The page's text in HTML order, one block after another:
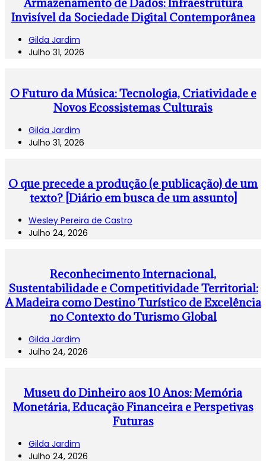
Armazenamento de Dados: Infraestrutura
Invisível da Sociedade Digital Contemporânea
Gilda Jardim
Julho 31, 2026
O Futuro da Música: Tecnologia, Criatividade e
Novos Ecossistemas Culturais
Gilda Jardim
Julho 31, 2026
O que precede a produção (e publicação) de um
texto? [Diário em busca de um assunto]
Wesley Pereira de Castro
Julho 24, 2026
Reconhecimento Internacional,
Sustentabilidade e Competitividade Territorial:
A Madeira como Destino Turístico de Excelência
no Contexto do Turismo Global
Gilda Jardim
Julho 24, 2026
Museu do Dinheiro aos 10 Anos: Memória
Monetária, Educação Financeira e Perspetivas
Futuras
Gilda Jardim
Julho 24, 2026